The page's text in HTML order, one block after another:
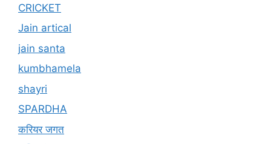
CRICKET
Jain artical
jain santa
kumbhamela
shayri
SPARDHA
करियर जगत